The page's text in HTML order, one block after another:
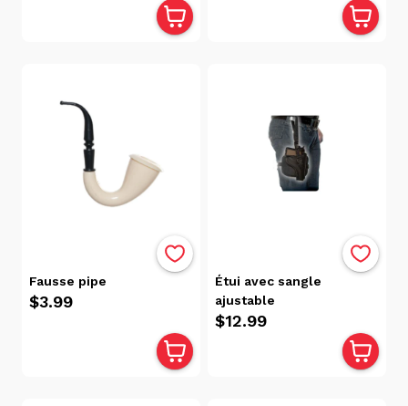
Fausse pipe
$3.99
Étui avec sangle
ajustable
$12.99